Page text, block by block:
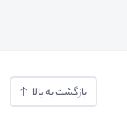
بازگشت به بالا